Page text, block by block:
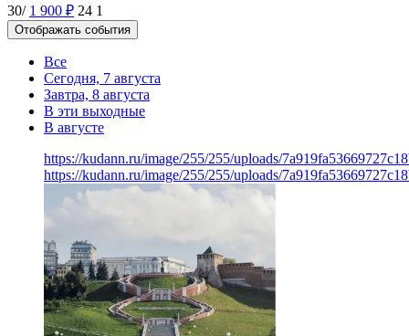
30/ 1 900 ₽ 24 1
Отображать события
Все
Сегодня, 7 августа
Завтра, 8 августа
В эти выходные
В августе
https://kudann.ru/image/255/255/uploads/
https://kudann.ru/image/255/255/uploads/